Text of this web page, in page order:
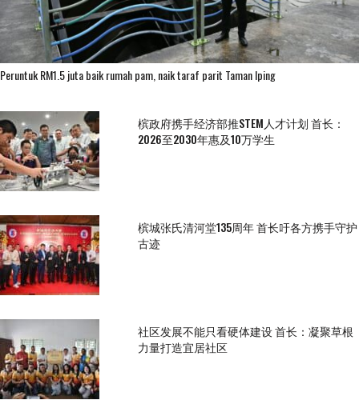
Peruntuk RM1.5 juta baik rumah pam, naik taraf parit Taman Iping
槟政府携手经济部推STEM人才计划 首长：
2026至2030年惠及10万学生
槟城张氏清河堂135周年 首长吁各方携手守护
古迹
社区发展不能只看硬体建设 首长：凝聚草根
力量打造宜居社区